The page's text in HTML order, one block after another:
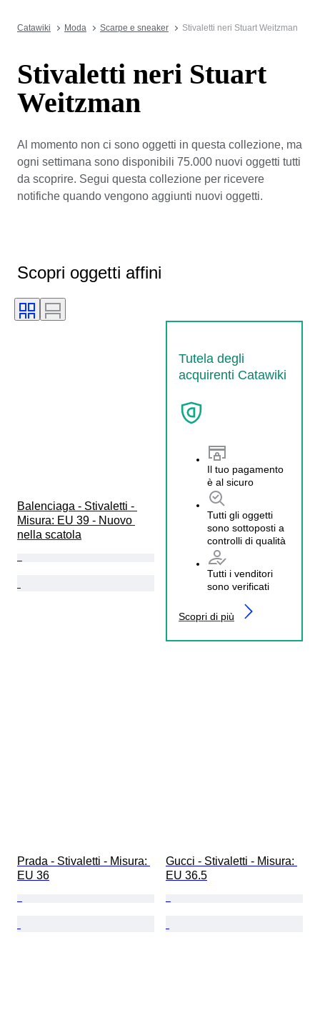
Catawiki Moda Scarpe e sneaker Stivaletti neri Stuart Weitzman
Stivaletti neri Stuart
Weitzman
Al momento non ci sono oggetti in questa collezione, ma
ogni settimana sono disponibili 75.000 nuovi oggetti tutti
da scoprire. Segui questa collezione per ricevere
notifiche quando vengono aggiunti nuovi oggetti.
Scopri oggetti affini
Tutela degli
acquirenti Catawiki
Il tuo pagamento
è al sicuro
Tutti gli oggetti
sono sottoposti a
controlli di qualità
Tutti i venditori
sono verificati
Scopri di più
Balenciaga - Stivaletti -
Misura: EU 39 - Nuovo
nella scatola
Prada - Stivaletti - Misura:
EU 36
Gucci - Stivaletti - Misura:
EU 36.5